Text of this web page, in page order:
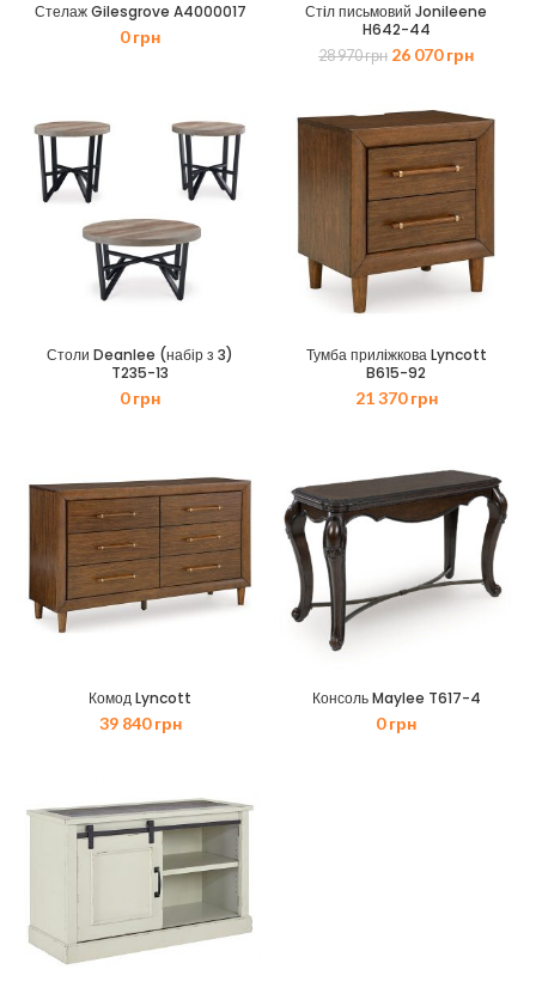
Стелаж Gilesgrove A4000017
0грн
Стiл письмовий Jonileene
H642-44
28 970грн Оригінальна
970 грн.
26 070грн
070 грн.
Столи Deanlee (набір з 3)
T235-13
0грн
Тумба прилiжкова Lyncott
B615-92
21 370грн
Комод Lyncott
39 840грн
Консоль Maylee T617-4
0грн